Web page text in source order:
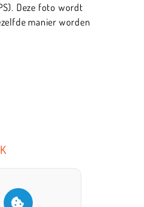
Deze foto wordt
manier worden